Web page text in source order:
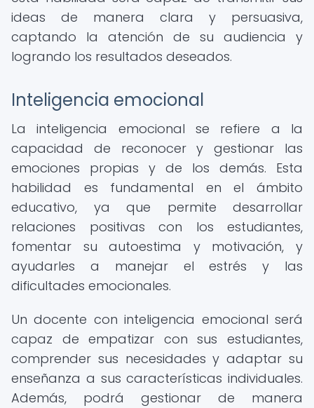
ideas de manera clara y persuasiva,
captando la atención de su audiencia y
logrando los resultados deseados.
Inteligencia emocional
La inteligencia emocional se refiere a la
capacidad de reconocer y gestionar las
emociones propias y de los demás. Esta
habilidad es fundamental en el ámbito
educativo, ya que permite desarrollar
relaciones positivas con los estudiantes,
fomentar su autoestima y motivación, y
ayudarles a manejar el estrés y las
dificultades emocionales.
Un docente con inteligencia emocional será
capaz de empatizar con sus estudiantes,
comprender sus necesidades y adaptar su
enseñanza a sus características individuales.
Además, podrá gestionar de manera